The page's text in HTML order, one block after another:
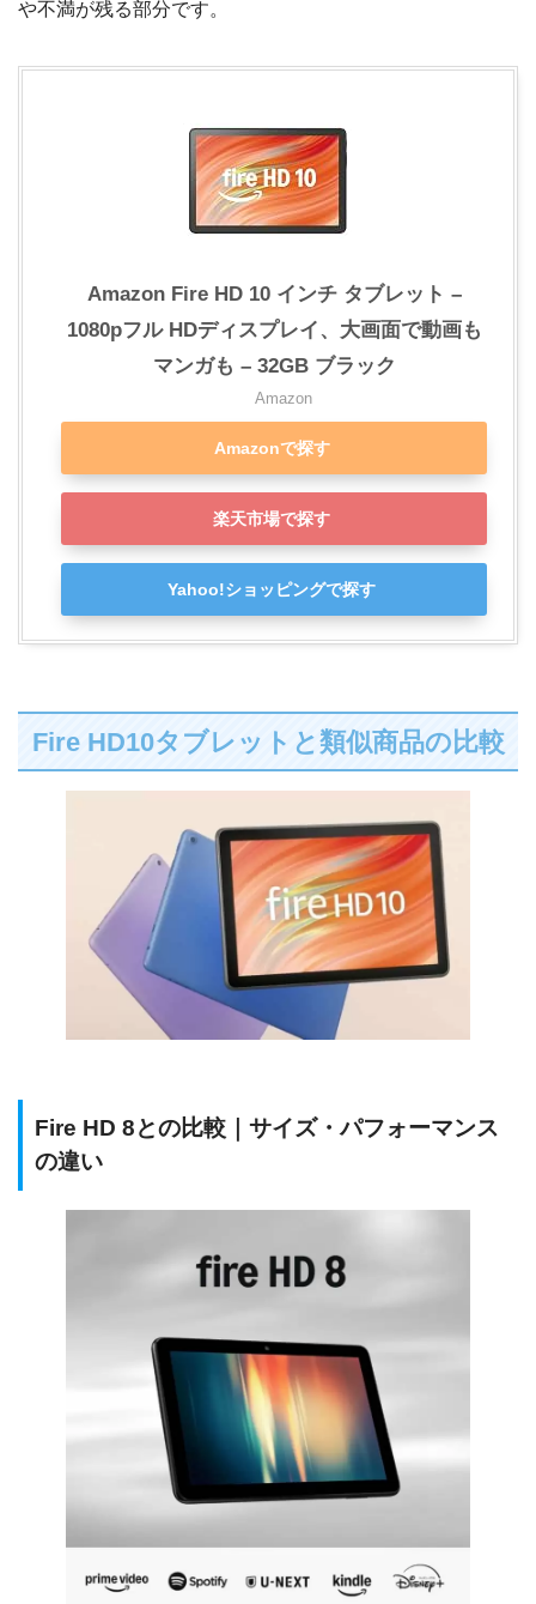
や不満が残る部分です。
Amazon Fire HD 10 インチ タブレット –
1080pフル HDディスプレイ、大画面で動画も
マンガも – 32GB ブラック
Amazon
Amazonで探す
楽天市場で探す
Yahoo!ショッピングで探す
Fire HD10タブレットと類似商品の比較
Fire HD 8との比較｜サイズ・パフォーマンス
の違い